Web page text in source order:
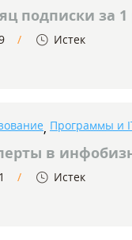
подписки за 1
Истек
, Программы и
в
Истек